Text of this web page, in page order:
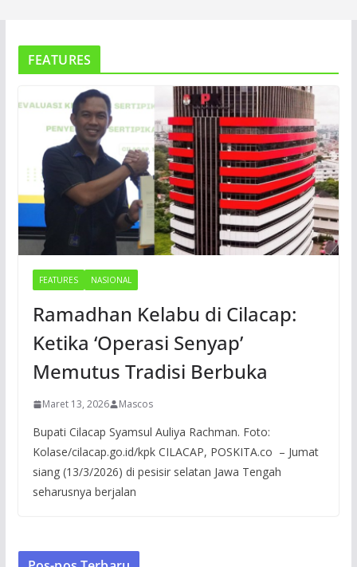
FEATURES
FEATURES NASIONAL
Ramadhan Kelabu di Cilacap:
Ketika ‘Operasi Senyap’
Memutus Tradisi Berbuka
Maret 13, 2026 Mascos
Bupati Cilacap Syamsul Auliya Rachman. Foto:
Kolase/cilacap.go.id/kpk CILACAP, POSKITA.co – Jumat
siang (13/3/2026) di pesisir selatan Jawa Tengah
seharusnya berjalan